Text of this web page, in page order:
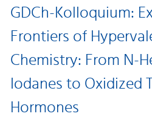
GDCh-Kolloquium:
Frontiers of
Chemistry: From N-
Iodanes to Oxidized
Hormones